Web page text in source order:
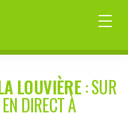
LOUVIÈRE: SUR
DIRECT À